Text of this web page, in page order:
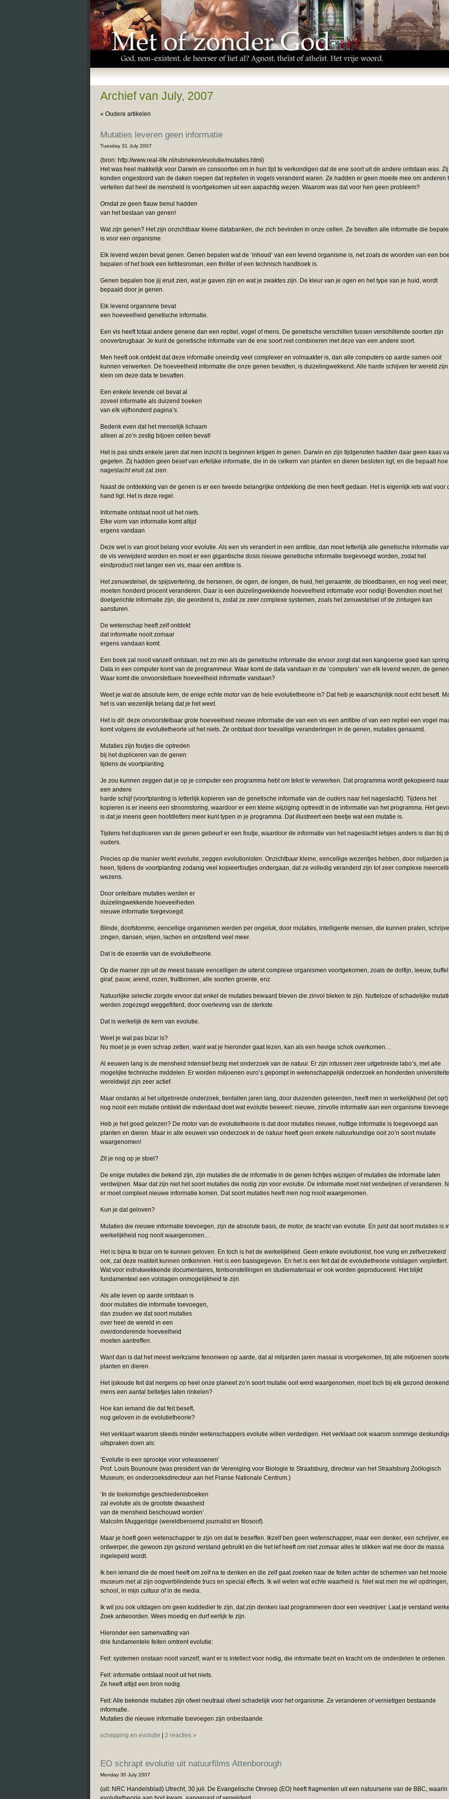
Archief van July, 2007
« Oudere artikelen
Mutaties leveren geen informatie
Tuesday 31 July 2007
(bron: http://www.real-life.nl/rubrieken/evolutie/mutaties.html)
Het was heel makkelijk voor Darwin en consoorten om in hun tijd te verkondigen dat de ene soort uit de andere ontstaan was. Zij
konden ongestoord van de daken roepen dat reptielen in vogels veranderd waren. Ze hadden er geen moeite mee om anderen
vertellen dat heel de mensheid is voortgekomen uit een aapachtig wezen. Waarom was dat voor hen geen probleem?
Omdat ze geen flauw benul hadden
van het bestaan van genen!
Wat zijn genen? Het zijn onzichtbaar kleine databanken, die zich bevinden in onze cellen. Ze bevatten alle informatie die
is voor een organisme.
Elk levend wezen bevat genen. Genen bepalen wat de ‘inhoud’ van een levend organisme is, net zoals de woorden van een
bepalen of het boek een liefdesroman, een thriller of een technisch handboek is.
Genen bepalen hoe jij eruit zien, wat je gaven zijn en wat je zwaktes zijn. De kleur van je ogen en het type van je huid, wordt
bepaald door je genen.
Elk levend organisme bevat
een hoeveelheid genetische informatie.
Een vis heeft totaal andere genene dan een reptiel, vogel of mens. De genetische verschillen tussen verschillende soorten zijn
onoverbrugbaar. Je kunt de genetische informatie van de ene soort niet combineren met deze van een andere soort.
Men heeft ook ontdekt dat deze informatie oneindig veel complexer en volmaakter is, dan alle computers op aarde samen ooit
kunnen verwerken. De hoeveelheid informatie die onze genen bevatten, is duizelingwekkend. Alle harde schijven ter wereld zijn
klein om deze data te bevatten.
Een enkele levende cel bevat al
zoveel informatie als duizend boeken
van elk vijfhonderd pagina’s.
Bedenk even dat het menselijk lichaam
alleen al zo’n zestig biljoen cellen bevat!
Het is pas sinds enkele jaren dat men inzicht is beginnen krijgen in genen. Darwin en zijn tijdgenoten hadden daar geen kaas
gegeten. Zij hadden geen besef van erfelijke informatie, die in de celkern van planten en dieren besloten ligt, en die bepaalt hoe
nageslacht eruit zal zien.
Naast de ontdekking van de genen is er een tweede belangrijke ontdekking die men heeft gedaan. Het is eigenlijk iets wat voor
hand ligt. Het is deze regel:
Informatie ontstaat nooit uit het niets.
Elke vorm van informatie komt altijd
ergens vandaan.
Deze wet is van groot belang voor evolutie. Als een vis verandert in een amfibie, dan moet letterlijk alle genetische informatie van
de vis verwijderd worden en moet er een gigantische dosis nieuwe genetische informatie toegevoegd worden, zodat het
eindproduct niet langer een vis, maar een amfibie is.
Het zenuwstelsel, de spijsvertering, de hersenen, de ogen, de longen, de huid, het geraamte, de bloedbanen, en nog veel meer,
moeten honderd procent veranderen. Daar is een duizelingwekkende hoeveelheid informatie voor nodig! Bovendien moet het
doelgerichte informatie zijn, die geordend is, zodat ze zeer complexe systemen, zoals het zenuwstelsel of de zintuigen kan
aansturen.
De wetenschap heeft zelf ontdekt
dat informatie nooit zomaar
ergens vandaan komt.
Een boek zal nooit vanzelf ontstaan, net zo min als de genetische informatie die ervoor zorgt dat een kangoeroe goed kan
Data in een computer komt van de programmeur. Waar komt de data vandaan in de ‘computers’ van elk levend wezen, de
Waar komt die onvoorstelbare hoeveelheid informatie vandaan?
Weet je wat de absolute kern, de enige echte motor van de hele evolutietheorie is? Dat heb je waarschijnlijk nooit echt beseft.
het is van wezenlijk belang dat je het weet.
Het is dit: deze onvoorstelbaar grote hoeveelheid nieuwe informatie die van een vis een amfibie of van een reptiel een vogel
komt volgens de evolutietheorie uit het niets. Ze ontstaat door toevallige veranderingen in de genen, mutaties genaamd.
Mutaties zijn foutjes die optreden
bij het dupliceren van de genen
tijdens de voortplanting.
Je zou kunnen zeggen dat je op je computer een programma hebt om tekst te verwerken. Dat programma wordt gekopieerd naar
een andere
harde schijf (voortplanting is letterlijk kopieren van de genetische informatie van de ouders naar het nageslacht). Tijdens het
kopieren is er ineens een stroomstoring, waardoor er een kleine wijziging optreedt in de informatie van het programma. Het
is dat je ineens geen hoofdletters meer kunt typen in je programma. Dat illustreert een beetje wat een mutatie is.
Tijdens het dupliceren van de genen gebeurt er een foutje, waardoor de informatie van het nageslacht ietsjes anders is dan bij
ouders.
Precies op die manier werkt evolutie, zeggen evolutionisten. Onzichtbaar kleine, eencellige wezentjes hebben, door miljarden
heen, tijdens de voortplanting zodanig veel kopieerfoutjes ondergaan, dat ze volledig veranderd zijn tot zeer complexe
wezens.
Door ontelbare mutaties werden er
duizelingwekkende hoeveelheden
nieuwe informatie toegevoegd.
Blinde, doofstomme, eencellige organismen werden per ongeluk, door mutaties, intelligente mensen, die kunnen praten,
zingen, dansen, vrijen, lachen en ontzettend veel meer.
Dat is de essentie van de evolutietheorie.
Op die manier zijn uit de meest basale eencelligen de uiterst complexe organismen voortgekomen, zoals de dolfijn, leeuw,
giraf, pauw, arend, rozen, fruitbomen, alle soorten groente, enz.
Natuurlijke selectie zorgde ervoor dat enkel de mutaties bewaard bleven die zinvol bleken te zijn. Nutteloze of schadelijke
werden zogezegd weggefilterd, door overleving van de sterkste.
Dat is werkelijk de kern van evolutie.
Weet je wat pas bizar is?
Nu moet je je even schrap zetten, want wat je hieronder gaat lezen, kan als een hevige schok overkomen…
Al eeuwen lang is de mensheid intensief bezig met onderzoek van de natuur. Er zijn intussen zeer uitgebreide labo’s, met alle
mogelijke technische middelen. Er worden miljoenen euro’s gepompt in wetenschappelijk onderzoek en honderden
wereldwijd zijn zeer actief.
Maar ondanks al het uitgebreide onderzoek, tientallen jaren lang, door duizenden geleerden, heeft men in werkelijkheid (let op!)
nog nooit een mutatie ontdekt die inderdaad doet wat evolutie beweert: nieuwe, zinvolle informatie aan een organisme
Heb je het goed gelezen? De motor van de evolutietheorie is dat door mutaties nieuwe, nuttige informatie is toegevoegd aan
planten en dieren. Maar in alle eeuwen van onderzoek in de natuur heeft geen enkele natuurkundige ooit zo’n soort mutatie
waargenomen!
Zit je nog op je stoel?
De enige mutaties die bekend zijn, zijn mutaties die de informatie in de genen lichtjes wijzigen of mutaties die informatie laten
verdwijnen. Maar dat zijn niet het soort mutaties die nodig zijn voor evolutie. De informatie moet niet verdwijnen of veranderen.
er moet compleet nieuwe informatie komen. Dat soort mutaties heeft men nog nooit waargenomen.
Kun je dat geloven?
Mutaties die nieuwe informatie toevoegen, zijn de absolute basis, de motor, de kracht van evolutie. En juist dat soort mutaties is
werkelijkheid nog nooit waargenomen…
Het is bijna te bizar om te kunnen geloven. En toch is het de werkelijkheid. Geen enkele evolutionist, hoe vurig en zelfverzekerd
ook, zal deze realiteit kunnen ontkennen. Het is een basisgegeven. En het is een feit dat de evolutietheorie volslagen verplettert.
Wat voor indrukwekkende documentaires, tentoonstellingen en studiemateriaal er ook worden geproduceerd. Het blijkt
fundamenteel een volslagen onmogelijkheid te zijn.
Als alle leven op aarde ontstaan is
door mutaties die informatie toevoegen,
dan zouden we dat soort mutaties
over heel de wereld in een
overdonderende hoeveelheid
moeten aantreffen.
Want dan is dat het meest werkzame fenomeen op aarde, dat al miljarden jaren massal is voorgekomen, bij alle miljoenen
planten en dieren.
Het ijskoude feit dat nergens op heel onze planeet zo’n soort mutatie ooit werd waargenomen, moet toch bij elk gezond denkend
mens een aantal belletjes laten rinkelen?
Hoe kan iemand die dat feit beseft,
nog geloven in de evolutietheorie?
Het verklaart waarom steeds minder wetenschappers evolutie willen verdedigen. Het verklaart ook waarom sommige
uitspraken doen als:
‘Evolutie is een sprookje voor volwassenen’
Prof. Louis Bounoure (was president van de Vereniging voor Biologie te Straatsburg, directeur van het Straatsburg Zoölogisch
Museum, en onderzoeksdirecteur aan het Franse Nationale Centrum.)
‘In de toekomstige geschiedenisboeken
zal evolutie als de grootste dwaasheid
van de mensheid beschouwd worden’.
Malcolm Muggeridge (wereldberoemd journalist en filosoof).
Maar je hoeft geen wetenschapper te zijn om dat te beseffen. Ikzelf ben geen wetenschapper, maar een denker, een schrijver,
ontwerper, die gewoon zijn gezond verstand gebruikt en die het lef heeft om niet zomaar alles te slikken wat me door de massa
ingelepeld wordt.
Ik ben iemand die de moed heeft om zelf na te denken en die zelf gaat zoeken naar de feiten achter de schermen van het mooie
museum met al zijn oogverblindende trucs en special effects. Ik wil weten wat echte waarheid is. Niet wat men me wil
school, in mijn cultuur of in de media.
Ik wil jou ook uitdagen om geen kuddedier te zijn, dat zijn denken laat programmeren door een veedrijver. Laat je verstand
Zoek antwoorden. Wees moedig en durf eerlijk te zijn.
Hieronder een samenvatting van
drie fundamentele feiten omtrent evolutie:
Feit: systemen onstaan nooit vanzelf, want er is intellect voor nodig, die informatie bezit en kracht om de onderdelen te ordenen.
Feit: informatie ontstaat nooit uit het niets.
Ze heeft altijd een bron nodig.
Feit: Alle bekende mutaties zijn ofwel neutraal ofwel schadelijk voor het organisme. Ze veranderen of vernietigen bestaande
informatie.
Mutaties die nieuwe informatie toevoegen zijn onbestaande.
schepping en evolutie 2 reacties »
EO schrapt evolutie uit natuurfilms Attenborough
Monday 30 July 2007
(uit: NRC Handelsblad) Utrecht, 30 juli. De Evangelische Omroep (EO) heeft fragmenten uit een natuurserie van de BBC, waarin